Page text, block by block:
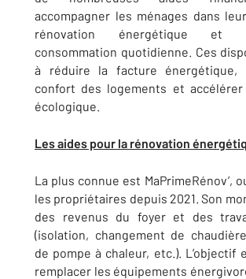
accompagner les ménages dans
rénovation énergétique et
consommation quotidienne. Ces
à réduire la facture énergétique,
confort des logements et
écologique.
Les aides pour la rénovation
La plus connue est MaPrimeRénov’,
les propriétaires depuis 2021. Son
des revenus du foyer et des
(isolation, changement de
de pompe à chaleur, etc.). L’objectif
remplacer les équipements